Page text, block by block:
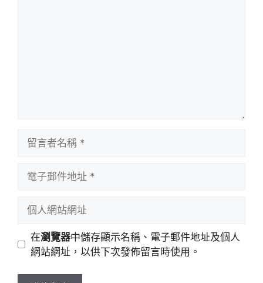
址
站
址
在瀏覽器中儲存顯示名稱、電子郵件地址及個人
網站網址，以供下次發佈留言時使用。